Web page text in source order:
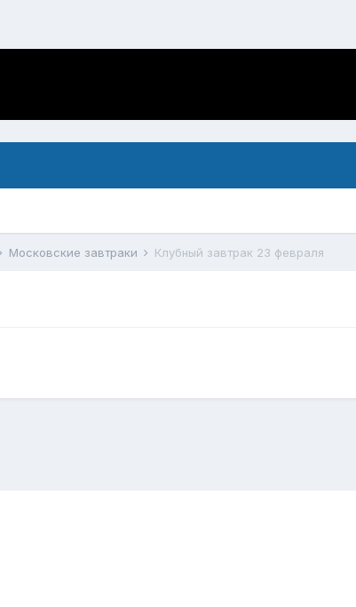
Московские завтраки Клубный завтрак 23 февраля